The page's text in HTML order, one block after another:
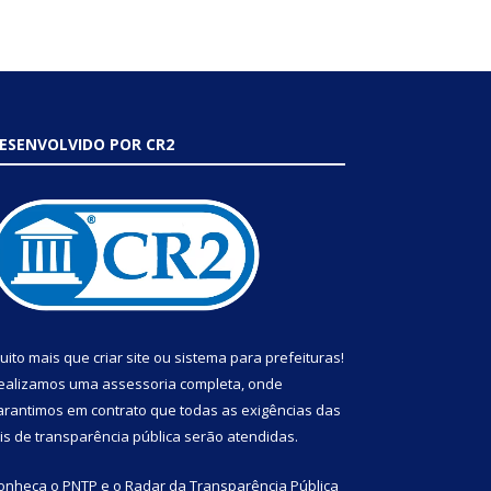
POR CR2
mais que criar site ou sistema para prefeituras!
uma assessoria completa, onde
em contrato que todas as exigências das
de transparência pública serão atendidas.
o PNTP e o Radar da Transparência Pública